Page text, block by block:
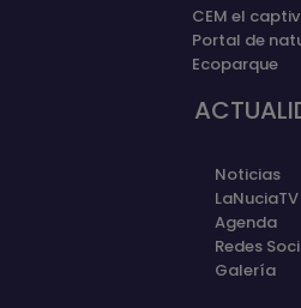
CEM el
Portal de
Ecoparque
Noticias
LaNuciaTV
Agenda
Redes
Galería